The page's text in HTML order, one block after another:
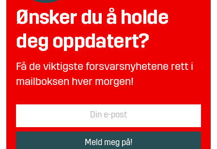
Ønsker du å holde
deg oppdatert?
Få de viktigste forsvarsnyhetene rett i
mailboksen hver morgen!